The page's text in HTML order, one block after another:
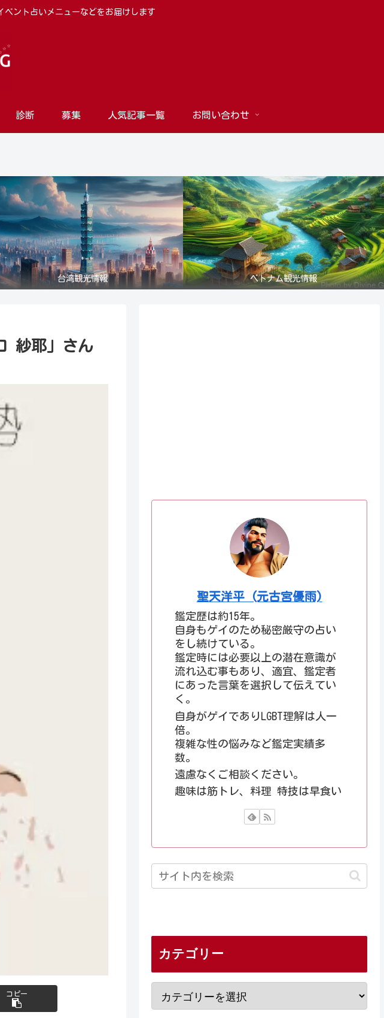
ベント占いメニューなどをお届けします
診断 募集 人気記事一覧 お問い合わせ
台湾観光情報 ベトナム観光情報
紗耶」さん
コピー
聖天洋平 (元古宮優雨)
鑑定歴は約15年。
自身もゲイのため秘密厳守の占い
をし続けている。
鑑定時には必要以上の潜在意識が
流れ込む事もあり、適宜、鑑定者
にあった言葉を選択して伝えてい
く。
自身がゲイでありLGBT理解は人一
倍。
複雑な性の悩みなど鑑定実績多
数。
遠慮なくご相談ください。
趣味は筋トレ、料理 特技は早食い
カテゴリー